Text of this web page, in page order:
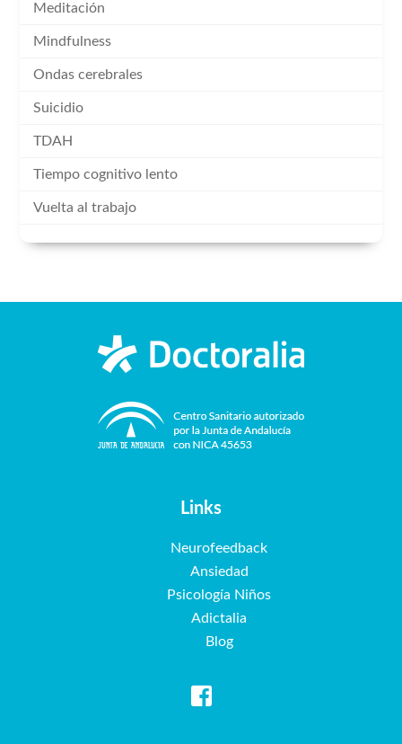
Meditación
Mindfulness
Ondas cerebrales
Suicidio
TDAH
Tiempo cognitivo lento
Vuelta al trabajo
Links
Neurofeedback
Ansiedad
Psicología Niños
Adictalia
Blog